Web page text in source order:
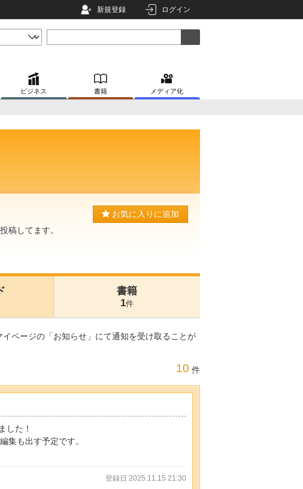
新規登録 ログイン
ビジネス 書籍 メディア化
稿してます。
お気に入りに追加
書籍
1件
ページの「お知らせ」にて通知を受け取ることが
10 件
した！
集も出す予定です。
登録日 2025.11.15 21:30